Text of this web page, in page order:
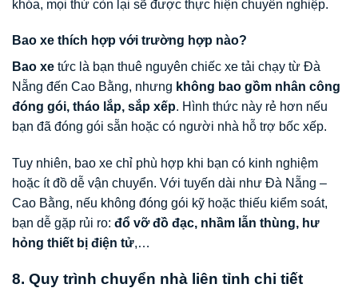
khóa, mọi thứ còn lại sẽ được thực hiện chuyên nghiệp.
Bao xe thích hợp với trường hợp nào?
Bao xe tức là bạn thuê nguyên chiếc xe tải chạy từ Đà
Nẵng đến Cao Bằng, nhưng không bao gồm nhân công
đóng gói, tháo lắp, sắp xếp. Hình thức này rẻ hơn nếu
bạn đã đóng gói sẵn hoặc có người nhà hỗ trợ bốc xếp.
Tuy nhiên, bao xe chỉ phù hợp khi bạn có kinh nghiệm
hoặc ít đồ dễ vận chuyển. Với tuyến dài như Đà Nẵng –
Cao Bằng, nếu không đóng gói kỹ hoặc thiếu kiểm soát,
bạn dễ gặp rủi ro: đổ vỡ đồ đạc, nhầm lẫn thùng, hư
hỏng thiết bị điện tử,…
8. Quy trình chuyển nhà liên tỉnh chi tiết